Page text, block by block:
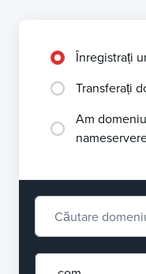
Înregistrați
Transferați
Am